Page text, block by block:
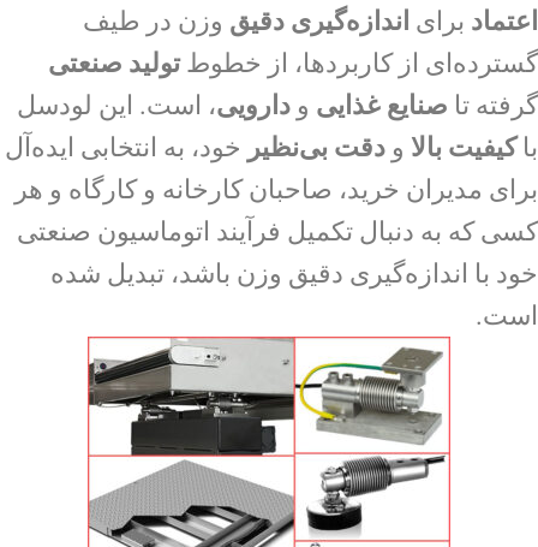
اعتماد برای اندازه‌گیری دقیق وزن در طیف
گسترده‌ای از کاربردها، از خطوط تولید صنعتی
گرفته تا صنایع غذایی و دارویی، است. این لودسل
باکیفیت بالا و دقت بی‌نظیر خود، به انتخابی ایده‌آل
برای مدیران خرید، صاحبان کارخانه و کارگاه و هر
کسی که به دنبال تکمیل فرآیند اتوماسیون صنعتی
خود با اندازه‌گیری دقیق وزن باشد، تبدیل شده
است.